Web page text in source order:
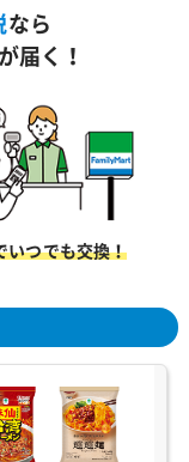
なら
届く！
いつでも交換！